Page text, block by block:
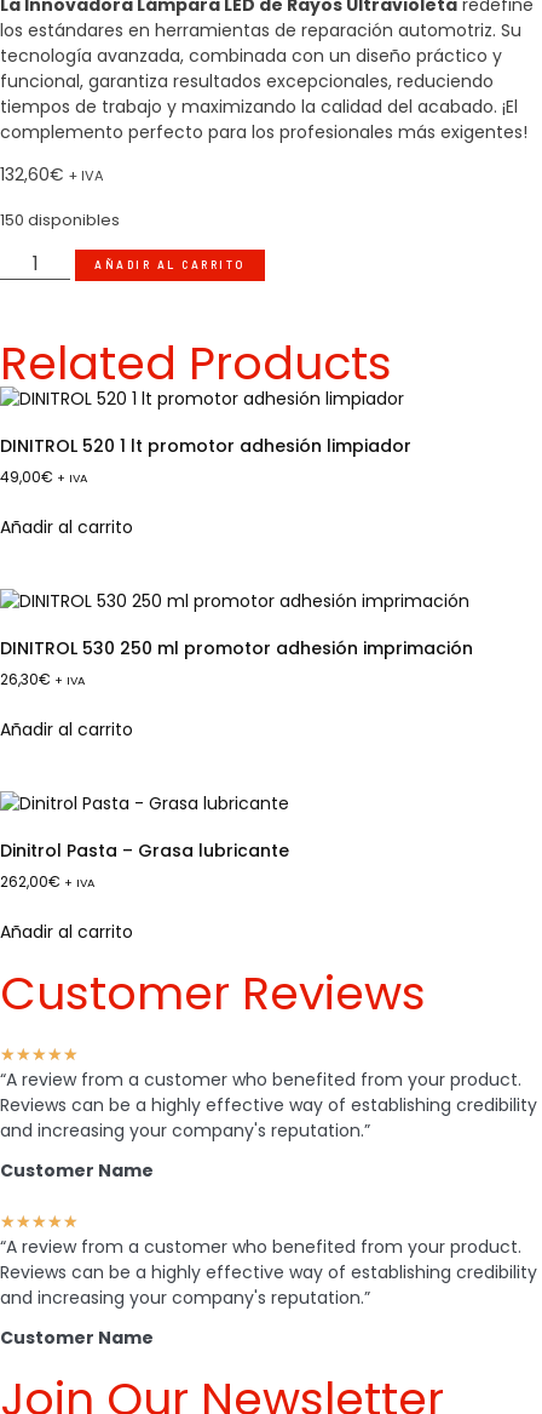
los estándares en herramientas de reparación automotriz. Su
tecnología avanzada, combinada con un diseño práctico y
funcional, garantiza resultados excepcionales, reduciendo
tiempos de trabajo y maximizando la calidad del acabado. ¡El
complemento perfecto para los profesionales más exigentes!
132,60€ + IVA
150 disponibles
AÑADIR AL CARRITO
Related Products
DINITROL 520 1 lt promotor adhesión limpiador
49,00€ + IVA
Añadir al carrito
DINITROL 530 250 ml promotor adhesión imprimación
26,30€ + IVA
Añadir al carrito
Dinitrol Pasta – Grasa lubricante
262,00€ + IVA
Añadir al carrito
Customer Reviews
★★★★★
“A review from a customer who benefited from your product.
Reviews can be a highly effective way of establishing credibility
and increasing your company's reputation.”
Customer Name
★★★★★
“A review from a customer who benefited from your product.
Reviews can be a highly effective way of establishing credibility
and increasing your company's reputation.”
Customer Name
Join Our Newsletter